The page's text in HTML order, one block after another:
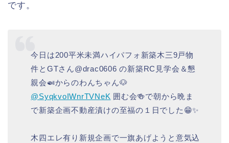
です。
今日は200平米未満ハイパフォ新築木三9戸物
件とGTさん@drac0606 の新築RC見学会＆懇
親会🍛からのわんちゃん🐶
@SyqkvoIWnrTVNeK 囲む会🍻で朝から晩ま
で新築企画不動産漬けの至福の１日でした😁✨
木四エレ有り新規企画で一旗あげようと意気込